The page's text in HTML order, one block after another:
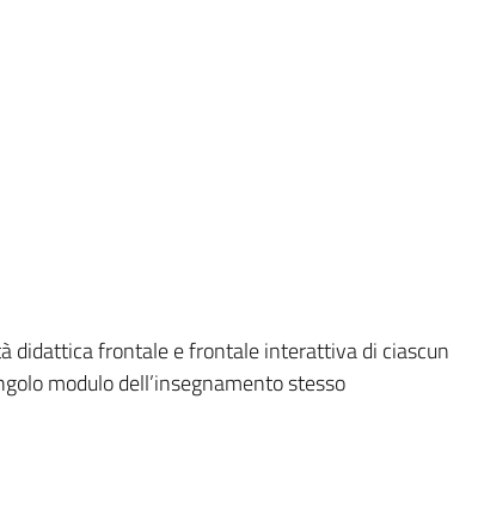
didattica frontale e frontale interattiva di ciascun
modulo dell’insegnamento stesso